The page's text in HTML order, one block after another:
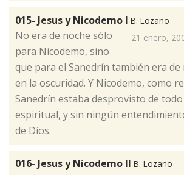
015- Jesus y Nicodemo I B. Lozano
21 enero,
​No era de noche sólo
para Nicodemo, sino
que para el Sanedrín también era de
en la oscuridad. Y Nicodemo, como
Sanedrín estaba desprovisto de
espiritual, y sin ningún
de Dios.
016- Jesus y Nicodemo II B. Lozano